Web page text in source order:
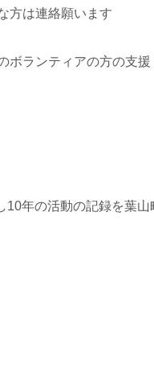
方は連絡願います
ボランティアの方の支援
10年の活動の記録を葉山